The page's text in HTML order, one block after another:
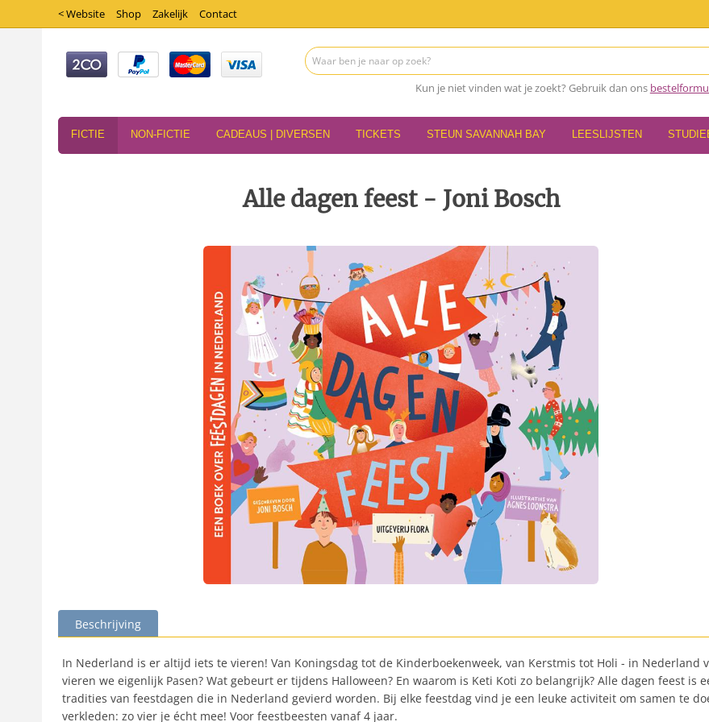
< Website Shop Zakelijk Contact
Kun je niet vinden wat je zoekt? Gebruik dan ons
FICTIE NON-FICTIE CADEAUS | DIVERSEN TICKETS STEUN SAVANNAH BAY LEESLIJSTEN
Alle dagen feest - Joni Bosch
Beschrijving
In Nederland is er altijd iets te vieren! Van Koningsdag tot de Kinderboekenweek, van Kerstmis tot Holi - in Nederland
vieren we eigenlijk Pasen? Wat gebeurt er tijdens Halloween? En waarom is Keti Koti zo belangrijk? Alle dagen feest
tradities van feestdagen die in Nederland gevierd worden. Bij elke feestdag vind je een leuke activiteit om samen te
verkleden: zo vier je écht mee! Voor feestbeesten vanaf 4 jaar.